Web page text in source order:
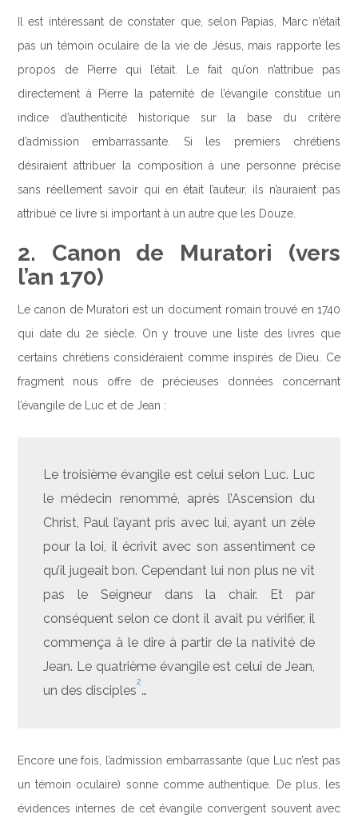
Il est intéressant de constater que, selon Papias, Marc n’était
pas un témoin oculaire de la vie de Jésus, mais rapporte les
propos de Pierre qui l’était. Le fait qu’on n’attribue pas
directement à Pierre la paternité de l’évangile constitue un
indice d’authenticité historique sur la base du critère
d’admission embarrassante. Si les premiers chrétiens
désiraient attribuer la composition à une personne précise
sans réellement savoir qui en était l’auteur, ils n’auraient pas
attribué ce livre si important à un autre que les Douze.
2. Canon de Muratori (vers
l’an 170)
Le canon de Muratori est un document romain trouvé en 1740
qui date du 2e siècle. On y trouve une liste des livres que
certains chrétiens considéraient comme inspirés de Dieu. Ce
fragment nous offre de précieuses données concernant
l’évangile de Luc et de Jean :
Le troisième évangile est celui selon Luc. Luc
le médecin renommé, après l’Ascension du
Christ, Paul l’ayant pris avec lui, ayant un zèle
pour la loi, il écrivit avec son assentiment ce
qu’il jugeait bon. Cependant lui non plus ne vit
pas le Seigneur dans la chair. Et par
conséquent selon ce dont il avait pu vérifier, il
commença à le dire à partir de la nativité de
Jean. Le quatrième évangile est celui de Jean,
un des disciples
2
…
Encore une fois, l’admission embarrassante (que Luc n’est pas
un témoin oculaire) sonne comme authentique. De plus, les
évidences internes de cet évangile convergent souvent avec